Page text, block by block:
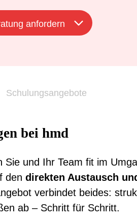
anfordern
Schulungsangebote
bei hmd
Sie und Ihr Team fit im
den direkten Austausch
verbindet beides:
ab – Schritt für Schritt.